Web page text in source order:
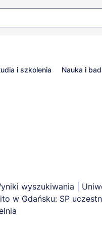
i szkolenia Nauka i